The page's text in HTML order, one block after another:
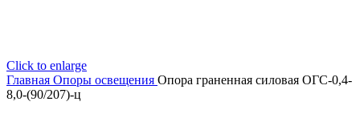
Click to enlarge
Главная Опоры освещения Опора граненная силовая ОГС-0,4-
8,0-(90/207)-ц